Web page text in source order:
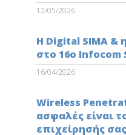
12/05/2026
Η Digital SIMA &
στο 16ο Infocom
16/04/2026
Wireless
ασφαλές είναι
επιχείρησής